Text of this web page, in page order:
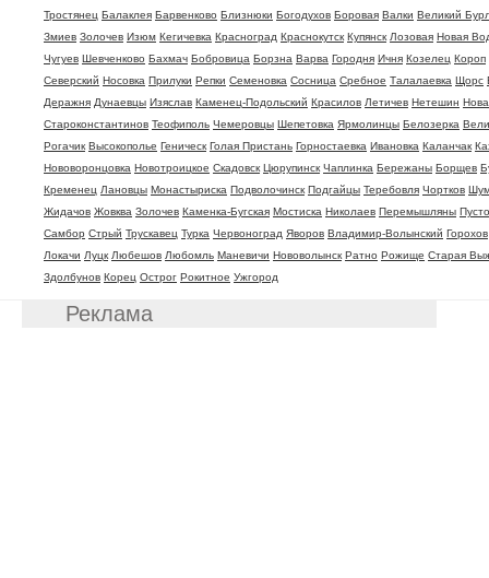
Тростянец Балаклея Барвенково Близнюки Богодухов Боровая Валки Великий
Змиев Золочев Изюм Кегичевка Красноград Краснокутск Купянск Лозовая Новая
Чугуев Шевченково Бахмач Бобровица Борзна Варва Городня Ичня Козелец Короп
Северский Носовка Прилуки Репки Семеновка Сосница Сребное Талалаевка Щорс
Деражня Дунаевцы Изяслав Каменец-Подольский Красилов Летичев Нетешин
Староконстантинов Теофиполь Чемеровцы Шепетовка Ярмолинцы Белозерка
Рогачик Высокополье Геническ Голая Пристань Горностаевка Ивановка Каланчак
Нововоронцовка Новотроицкое Скадовск Цюрупинск Чаплинка Бережаны Борщев
Кременец Лановцы Монастыриска Подволочинск Подгайцы Теребовля Чортков
Жидачов Жовква Золочев Каменка-Бугская Мостиска Николаев Перемышляны
Самбор Стрый Трускавец Турка Червоноград Яворов Владимир-Волынский Горохов
Локачи Луцк Любешов Любомль Маневичи Нововолынск Ратно Рожище Старая
Здолбунов Корец Острог Рокитное Ужгород
Реклама